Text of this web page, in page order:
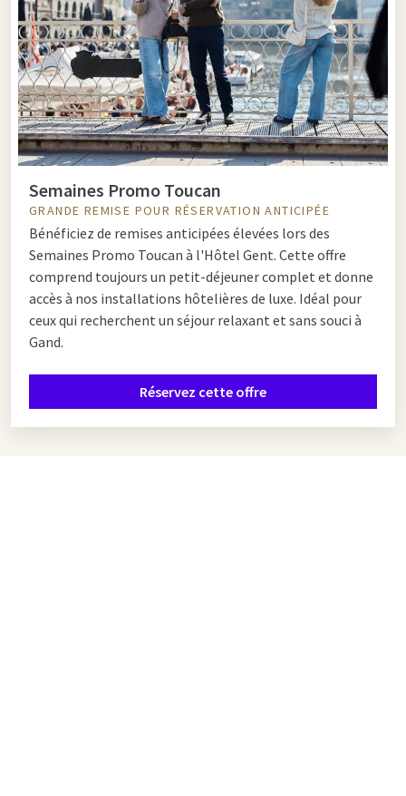
Semaines Promo Toucan
GRANDE REMISE POUR RÉSERVATION ANTICIPÉE
Bénéficiez de remises anticipées élevées lors des
Semaines Promo Toucan à l'Hôtel Gent. Cette offre
comprend toujours un petit-déjeuner complet et donne
accès à nos installations hôtelières de luxe. Idéal pour
ceux qui recherchent un séjour relaxant et sans souci à
Gand.
Réservez cette offre